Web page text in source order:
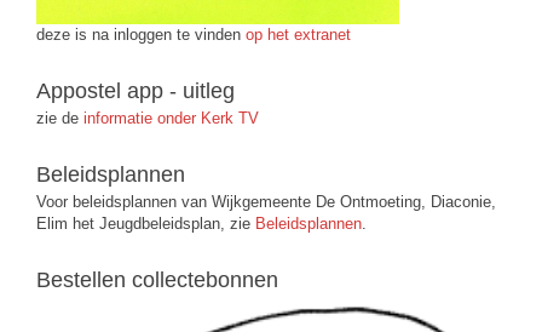
deze is na inloggen te vinden op het extranet
Appostel app - uitleg
zie de informatie onder Kerk TV
Beleidsplannen
Voor beleidsplannen van Wijkgemeente De Ontmoeting, Diaconie,
Elim het Jeugdbeleidsplan, zie Beleidsplannen.
Bestellen collectebonnen